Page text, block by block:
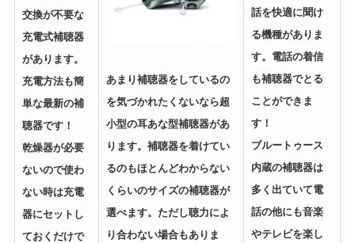
交換が不要な
充電式補聴器
があります。
充電方法も簡
単な最新の補
聴器です！
乾燥器が必要
ないので使わ
ない時は充電
器にセットし
ておくだけで
あまり補聴器をしているの
を気づかれたくないなら超
小型の耳あな型補聴器があ
ります。補聴器を着けてい
るのもほとんどわからない
くらいのサイズの補聴器が
選べます。ただし聴力によ
り合わない場合もありま
話を快適に聞け
る機種がありま
す。電話の着信
も補聴器でとる
ことができま
す！
ブルートゥース
内蔵の補聴器は
多く出ていて電
話の他にも音楽
やテレビを楽し